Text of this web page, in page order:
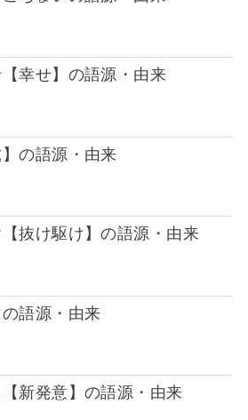
幸せ】の語源・由来
の語源・由来
抜け駆け】の語源・由来
語源・由来
新発意】の語源・由来